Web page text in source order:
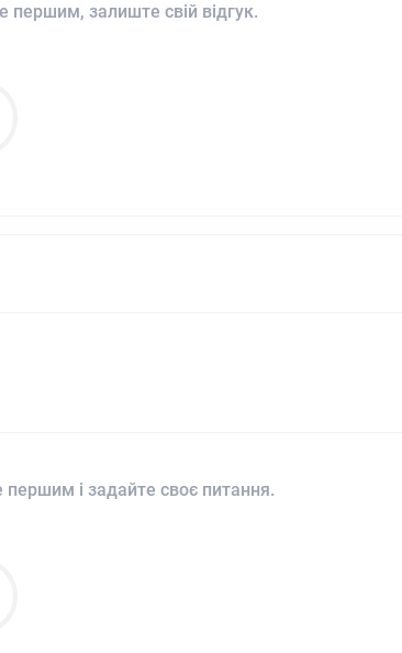
першим, залиште свій відгук.
і задайте своє питання.